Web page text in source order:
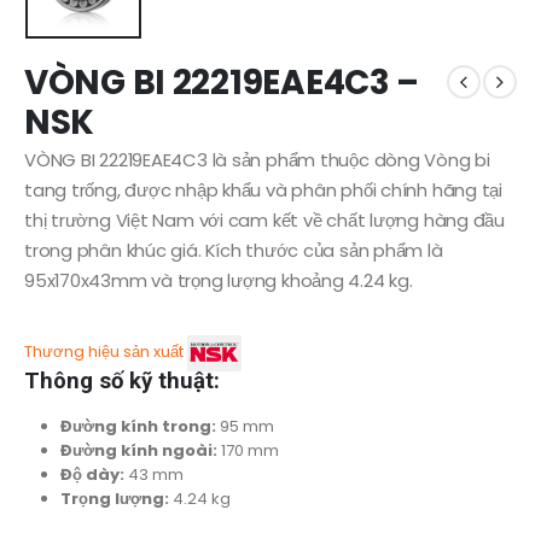
VÒNG BI 22219EAE4C3 –
NSK
VÒNG BI 22219EAE4C3 là sản phẩm thuộc dòng Vòng bi
tang trống, được nhập khẩu và phân phối chính hãng tại
thị trường Việt Nam với cam kết về chất lượng hàng đầu
trong phân khúc giá. Kích thước của sản phẩm là
95x170x43mm và trọng lượng khoảng 4.24 kg.
Thương hiệu sản xuất
Thông số kỹ thuật:
Đường kính trong: 95 mm
Đường kính ngoài: 170 mm
Độ dày: 43 mm
Trọng lượng: 4.24 kg